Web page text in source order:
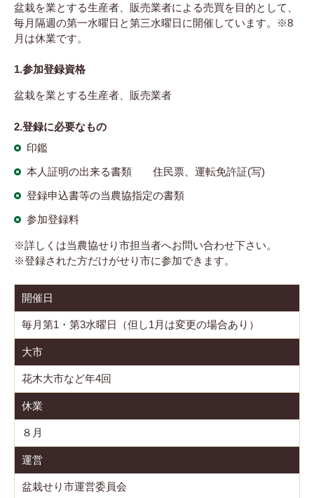
盆栽を業とする生産者、販売業者による売買を目的として、
毎月隔週の第一水曜日と第三水曜日に開催しています。※8
月は休業です。
1.参加登録資格
盆栽を業とする生産者、販売業者
2.登録に必要なもの
印鑑
本人証明の出来る書類 住民票、運転免許証(写)
登録申込書等の当農協指定の書類
参加登録料
※詳しくは当農協せり市担当者へお問い合わせ下さい。
※登録された方だけがせり市に参加できます。
開催日
毎月第1・第3水曜日（但し1月は変更の場合あり）
大市
花木大市など年4回
休業
８月
運営
盆栽せり市運営委員会